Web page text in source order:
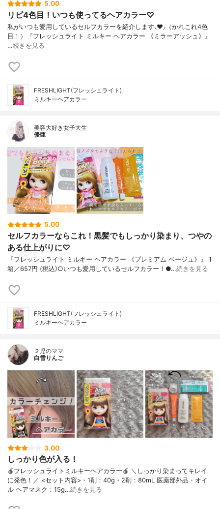
5.00
リピ4色目！いつも使ってるヘアカラー♡
私がいつも愛用しているセルフカラーを紹介します⸜❤︎⸝‍（かれこれ4色
目！）『フレッシュライト ミルキー ヘアカラー 《ミラーアッシュ》』
…続きを見る
FRESHLIGHT(フレッシュライト)
ミルキーヘアカラー
美容大好き女子大生
優亜
5.00
セルフカラーならこれ！黒髪でもしっかり染まり、つやの
ある仕上がりに♡
『フレッシュライト ミルキー ヘアカラー 《プレミアム ベージュ》』 1
箱／657円 (税込)○いつも愛用しているセルフカラー！●…続きを見る
FRESHLIGHT(フレッシュライト)
ミルキーヘアカラー
２児のママ
白雪りんご
3.00
しっかり色が入る！
🍎フレッシュライトミルキーヘアカラー🍎 ＼しっかり染まってキレイ
に発色！／ <セット内容>・1剤：40g・2剤：80mL 医薬部外品・オイ
ル ヘアマスク：15g…続きを見る